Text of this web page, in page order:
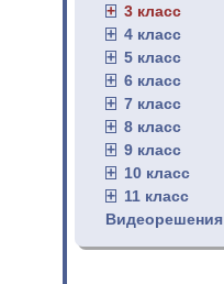
3 класс
4 класс
5 класс
6 класс
7 класс
8 класс
9 класс
10 класс
11 класс
Видеорешения